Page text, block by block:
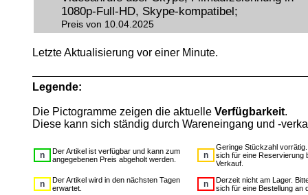
1080p-Full-HD, Skype-kompatibel;
Preis von 10.04.2025
Letzte Aktualisierung vor einer Minute.
Legende:
Die Pictogramme zeigen die aktuelle Verfügbarkeit.
Diese kann sich ständig durch Wareneingang und -
Der Artikel ist verfügbar und kann zum
angegebenen Preis abgeholt werden.
Geringe Stückzahl
sich für eine Reservierung
Verkauf.
Der Artikel wird in den nächsten Tagen
erwartet.
Derzeit nicht am Lager.
sich für eine Bestellung an